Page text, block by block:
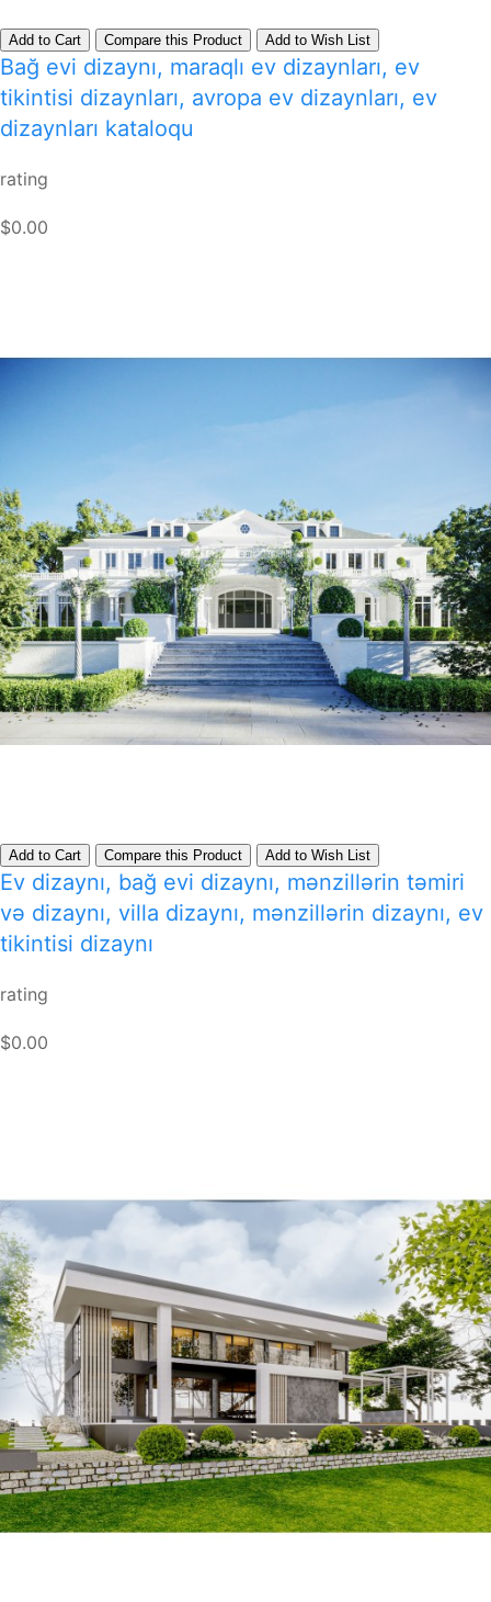
Add to Cart Compare this Product Add to Wish List
Bağ evi dizaynı, maraqlı ev dizaynları, ev
tikintisi dizaynları, avropa ev dizaynları, ev
dizaynları kataloqu
rating
$0.00
Add to Cart Compare this Product Add to Wish List
Ev dizaynı, bağ evi dizaynı, mənzillərin təmiri
və dizaynı, villa dizaynı, mənzillərin dizaynı, ev
tikintisi dizaynı
rating
$0.00